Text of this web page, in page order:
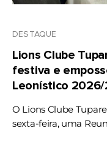
DESTAQUE
Lions Clube
festiva e
Leonístico
O Lions Clube
sexta-feira, uma Reun